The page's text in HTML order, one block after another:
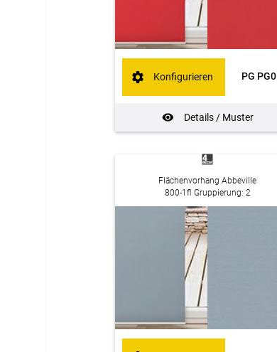
PG PG0
Details / Muster
Konfigurieren
Flächenvorhang Abbeville
800-1fl Gruppierung: 2